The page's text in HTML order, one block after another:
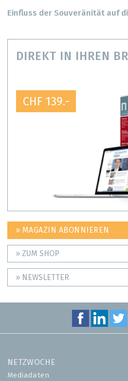
Einfluss der Souveränität auf
DIREKT IN IHREN
CHF 139.-
» MAGAZIN ABONNIEREN
» ZUM SHOP
» NEWSLETTER
NETZWOCHE
Mediadaten